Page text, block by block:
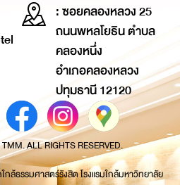
: ซอยคลองหลวง 25
ถนนพหลโยธิน ตำบล
คลองหนึ่ง
อำเภอคลองหลวง
ปทุมธานี 12120
ALL RIGHTS RESERVED.
ล้ธรรมศาสตร์รังสิต โรงแรมใกล้มหาวิทยาลัย